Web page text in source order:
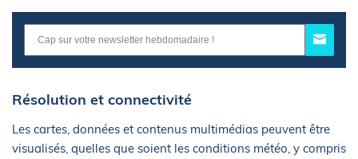
Résolution et connectivité
Les cartes, données et contenus multimédias peuvent être
visualisés, quelles que soient les conditions météo, y compris